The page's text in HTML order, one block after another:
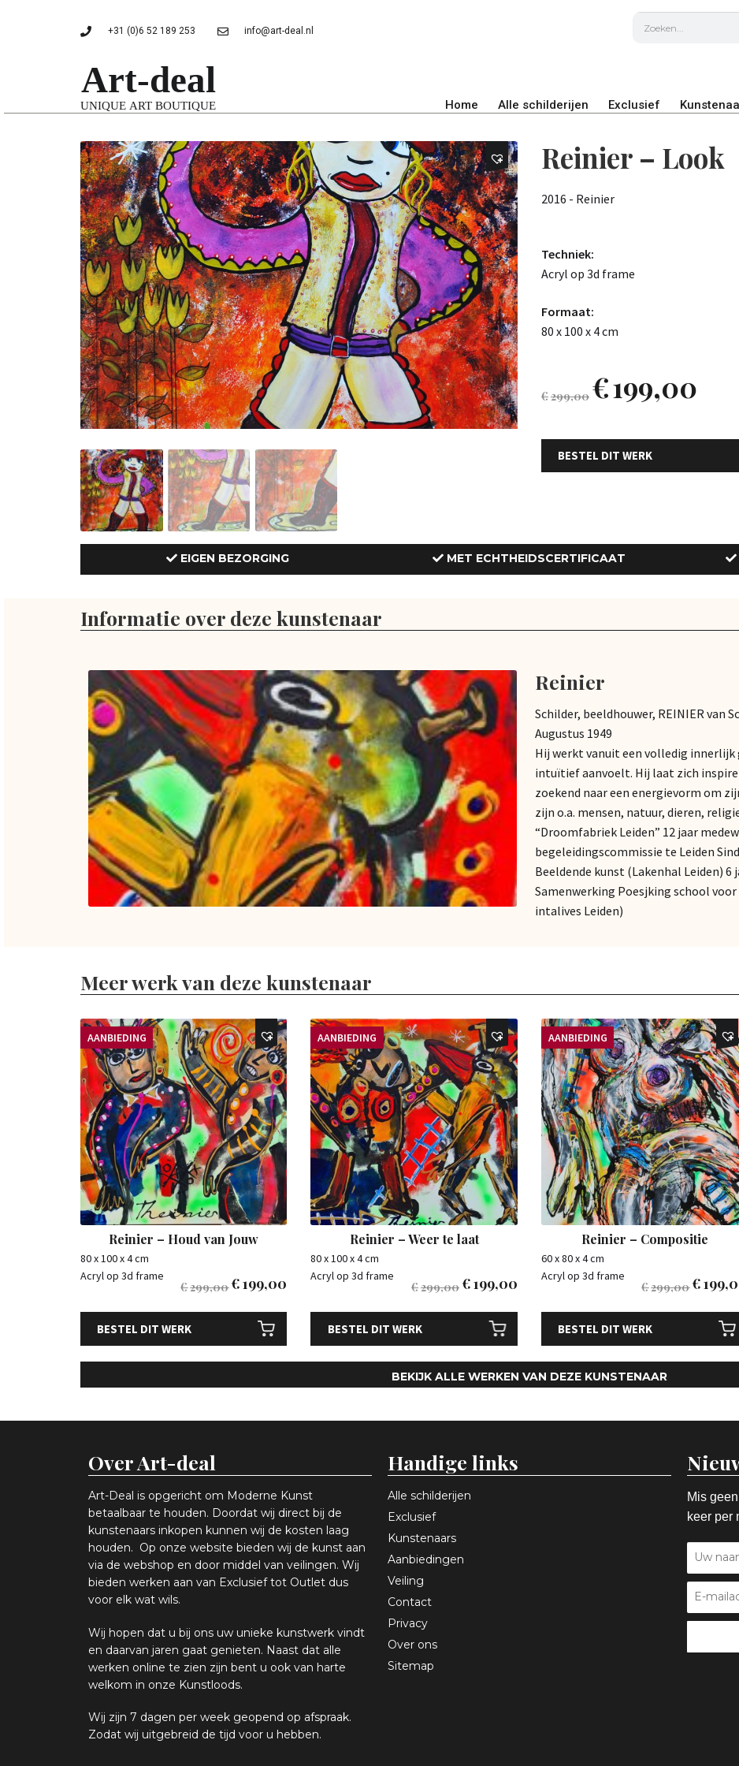
+31 (0)6 52 189 253 info@art-deal.nl
Home Alle schilderijen Exclusief
Reinier – Look
2016 - Reinier
Techniek:
Acryl op 3d frame
Formaat:
80 x 100 x 4 cm
€299,00 €199,00
BESTEL DIT WERK
EIGEN BEZORGING MET ECHTHEIDSCERTIFICAAT
Informatie over deze kunstenaar
Reinier
Schilder, beeldhouwer, REINIER van
Augustus 1949
Hij werkt vanuit een volledig
intuïtief aanvoelt. Hij laat zich
zoekend naar een energievorm om
zijn o.a. mensen, natuur, dieren,
“Droomfabriek Leiden” 12 jaar
begeleidingscommissie te Leiden
Beeldende kunst (Lakenhal Leiden)
Samenwerking Poesjking school
intalives Leiden)
Meer werk van deze kunstenaar
AANBIEDING
Reinier – Houd van Jouw
80 x 100 x 4 cm
Acryl op 3d frame
€299,00€199,00
BESTEL DIT WERK
AANBIEDING
Reinier – Weer te laat
80 x 100 x 4 cm
Acryl op 3d frame
€299,00€199,00
BESTEL DIT WERK
AANBIEDING
Reinier – Compositie
60 x 80 x 4 cm
Acryl op 3d frame
€299,00€
BESTEL DIT WERK
BEKIJK ALLE WERKEN VAN DEZE KUNSTENAAR
Over Art-deal
Art-Deal is opgericht om Moderne Kunst
betaalbaar te houden. Doordat wij direct bij de
kunstenaars inkopen kunnen wij de kosten laag
houden. Op onze website bieden wij de kunst aan
via de webshop en door middel van veilingen. Wij
bieden werken aan van Exclusief tot Outlet dus
voor elk wat wils.
Wij hopen dat u bij ons uw unieke kunstwerk vindt
en daarvan jaren gaat genieten. Naast dat alle
werken online te zien zijn bent u ook van harte
welkom in onze Kunstloods.
Wij zijn 7 dagen per week geopend op afspraak.
Zodat wij uitgebreid de tijd voor u hebben.
Handige links
Alle schilderijen
Exclusief
Kunstenaars
Aanbiedingen
Veiling
Contact
Privacy
Over ons
Sitemap
Mis
keer per